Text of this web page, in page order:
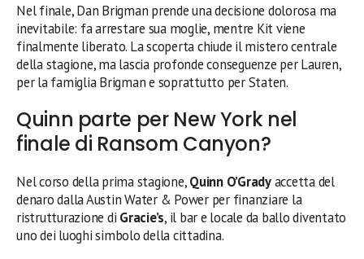
Nel finale, Dan Brigman prende una decisione dolorosa ma
inevitabile: fa arrestare sua moglie, mentre Kit viene
finalmente liberato. La scoperta chiude il mistero centrale
della stagione, ma lascia profonde conseguenze per Lauren,
per la famiglia Brigman e soprattutto per Staten.
Quinn parte per New York nel
finale di Ransom Canyon?
Nel corso della prima stagione,Quinn O’Gradyaccetta del
denaro dalla Austin Water & Power per finanziare la
ristrutturazione di Gracie’s, il bar e locale da ballo diventato
uno dei luoghi simbolo della cittadina.